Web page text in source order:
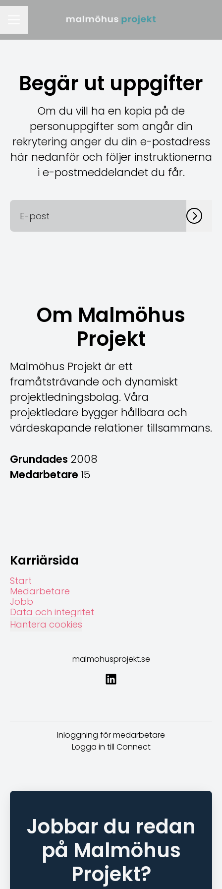
Begär ut uppgifter
Om du vill ha en kopia på de
personuppgifter som angår din
rekrytering anger du din e-postadress
här nedanför och följer instruktionerna
i e-postmeddelandet du får.
Om Malmöhus
Projekt
Malmöhus Projekt är ett
framåtsträvande och dynamiskt
projektledningsbolag. Våra
projektledare bygger hållbara och
värdeskapande relationer tillsammans.
Grundades 2008
Medarbetare 15
Karriärsida
Start
Medarbetare
Jobb
Data och integritet
Hantera cookies
malmohusprojekt.se
Inloggning för medarbetare
Logga in till Connect
Jobbar du redan
på Malmöhus
Projekt?